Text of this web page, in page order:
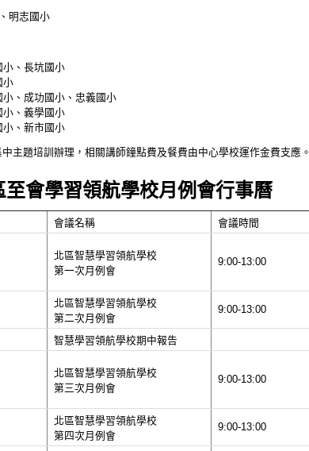
明志國小
小、長坑國小
小
、成功國小、忠義國小
、義學國小
、新市國小
主題培訓辦理，相關講師鐘點費及餐費由中心學校運作金費支應。
至會學習領航學校月例會行事曆
會議名稱 會議時間
北區智慧學習領航學校
第一次月例會
9:00-13:00
北區智慧學習領航學校
第二次月例會
9:00-13:00
智慧學習領航學校期中報告
北區智慧學習領航學校
第三次月例會
9:00-13:00
北區智慧學習領航學校
第四次月例會
9:00-13:00